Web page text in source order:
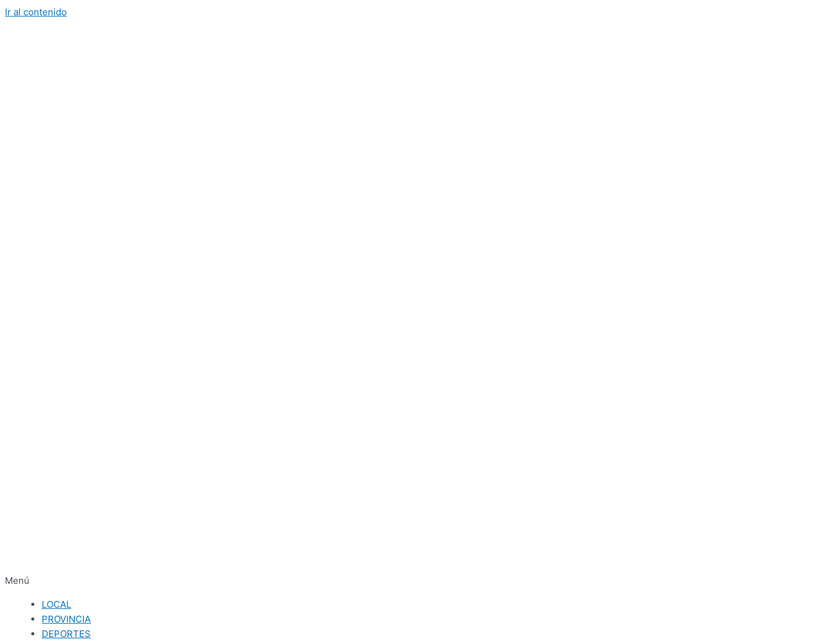
Ir al contenido
Menú
LOCAL
PROVINCIA
DEPORTES